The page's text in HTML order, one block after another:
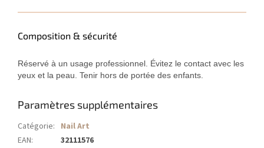
Composition & sécurité
Réservé à un usage professionnel. Évitez le contact avec les
yeux et la peau. Tenir hors de portée des enfants.
Paramètres supplémentaires
Catégorie: Nail Art
EAN:
32111576